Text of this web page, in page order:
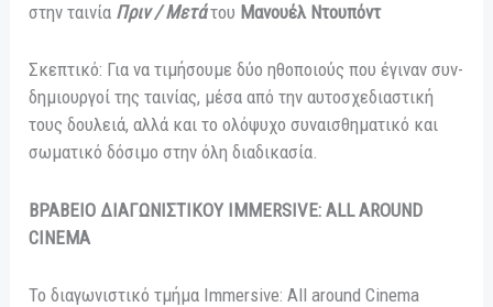
στην ταινία Πριν / Μετάτου Μανουέλ Ντουπόντ
Σκεπτικό: Για να τιμήσουμε δύο ηθοποιούς που έγιναν συν-
δημιουργοί της ταινίας, μέσα από την αυτοσχεδιαστική
τους δουλειά, αλλά και το ολόψυχο συναισθηματικό και
σωματικό δόσιμο στην όλη διαδικασία.
ΒΡΑΒΕΙΟ ΔΙΑΓΩΝΙΣΤΙΚΟΥ IMMERSIVE: ALL AROUND
CINEMA
Το διαγωνιστικό τμήμα Immersive: All around Cinema